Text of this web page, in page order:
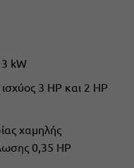
kW
3 ΗΡ και 2 ΗΡ
χαμηλής
0,35 ΗΡ